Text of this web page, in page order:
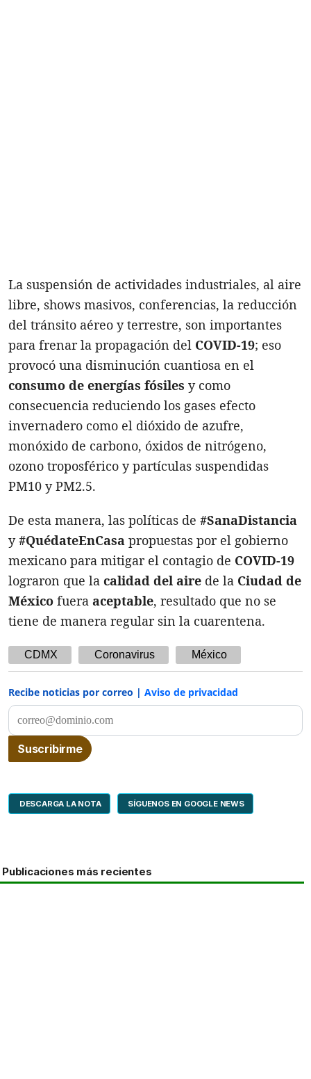
La suspensión de actividades industriales, al aire
libre, shows masivos, conferencias, la reducción
del tránsito aéreo y terrestre, son importantes
para frenar la propagación del COVID-19; eso
provocó una disminución cuantiosa en el
consumo de energías fósiles y como
consecuencia reduciendo los gases efecto
invernadero como el dióxido de azufre,
monóxido de carbono, óxidos de nitrógeno,
ozono troposférico y partículas suspendidas
PM10 y PM2.5.
De esta manera, las políticas de #SanaDistancia
y#QuédateEnCasa propuestas por el gobierno
mexicano para mitigar el contagio de COVID-19
lograron que la calidad del aire de la Ciudad de
México fuera aceptable, resultado que no se
tiene de manera regular sin la cuarentena.
CDMX Coronavirus México
Recibe noticias por correo | Aviso de privacidad
DESCARGA LA NOTA SÍGUENOS EN GOOGLE NEWS
Publicaciones más recientes